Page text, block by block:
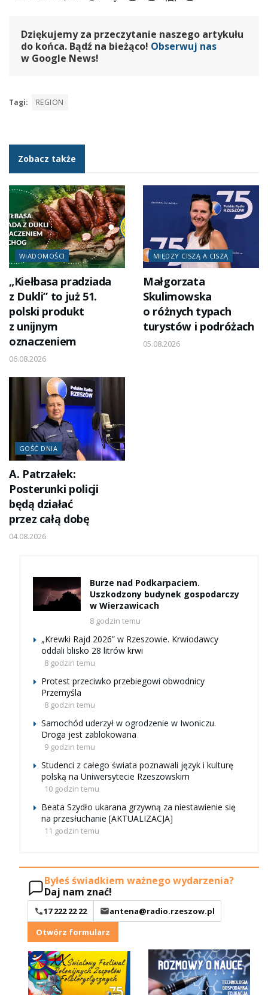
Dziękujemy za przeczytanie naszego artykułu
do końca. Bądź na bieżąco! Obserwuj nas
w Google News!
Tagi: REGION
Zobacz także
WIADOMOŚCI
„Kiełbasa pradziada
z Dukli” to już 51.
polski produkt
z unijnym
oznaczeniem
06.08.2026
MIĘDZY CISZĄ A CISZĄ
Małgorzata
Skulimowska
o różnych typach
turystów i podróżach
05.08.2026
GOŚĆ DNIA
A. Patrzałek:
Posterunki policji
będą działać
przez całą dobę
04.08.2026
Burze nad Podkarpaciem.
Uszkodzony budynek gospodarczy
w Wierzawicach
8 godzin temu
„Krewki Rajd 2026” w Rzeszowie. Krwiodawcy
oddali blisko 28 litrów krwi
8 godzin temu
Protest przeciwko przebiegowi obwodnicy
Przemyśla
8 godzin temu
Samochód uderzył w ogrodzenie w Iwoniczu.
Droga jest zablokowana
9 godzin temu
Studenci z całego świata poznawali język i kulturę
polską na Uniwersytecie Rzeszowskim
10 godzin temu
Beata Szydło ukarana grzywną za niestawienie się
na przesłuchanie [AKTUALIZACJA]
11 godzin temu
Byłeś świadkiem ważnego wydarzenia?
Daj nam znać!
17 222 22 22
antena@radio.rzeszow.pl
Otwórz formularz